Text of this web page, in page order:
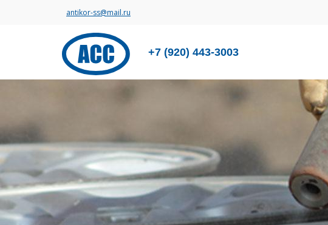
antikor-ss@mail.ru
+7 (920) 443-3003